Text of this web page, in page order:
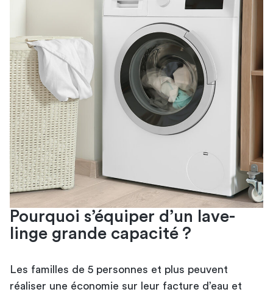
Pourquoi s’équiper d’un lave-
linge grande capacité ?
Les familles de 5 personnes et plus peuvent
réaliser une économie sur leur facture d’eau et